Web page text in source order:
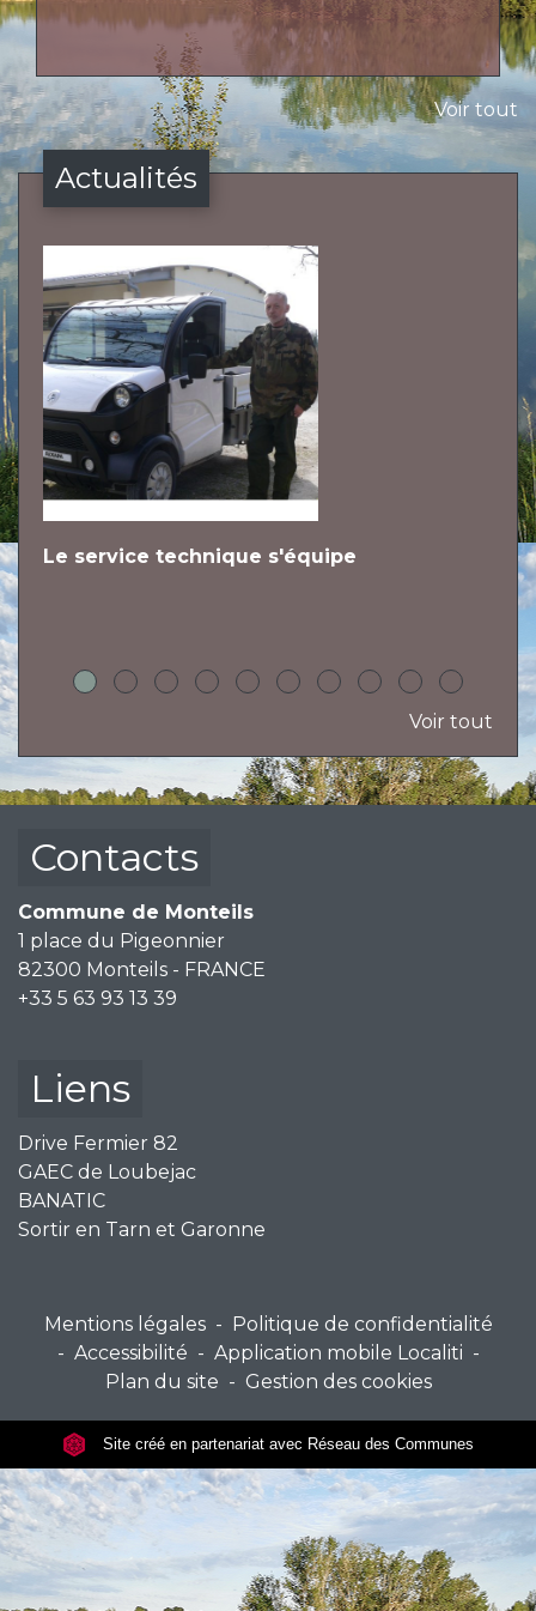
Voir tout
Actualités
Le service technique s'équipe
Voir tout
Contacts
Commune de Monteils
1 place du Pigeonnier
82300 Monteils - FRANCE
+33 5 63 93 13 39
Liens
Drive Fermier 82
GAEC de Loubejac
BANATIC
Sortir en Tarn et Garonne
Mentions légales - Politique de confidentialité
- Accessibilité - Application mobile Localiti -
Plan du site - Gestion des cookies
Site créé en partenariat avec Réseau des Communes